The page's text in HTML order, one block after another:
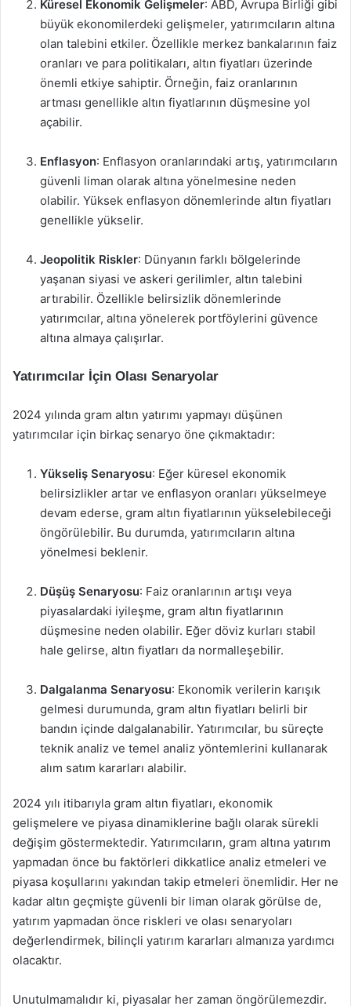
Küresel Ekonomik Gelişmeler: ABD, Avrupa Birliği gibi
büyük ekonomilerdeki gelişmeler, yatırımcıların altına
olan talebini etkiler. Özellikle merkez bankalarının faiz
oranları ve para politikaları, altın fiyatları üzerinde
önemli etkiye sahiptir. Örneğin, faiz oranlarının
artması genellikle altın fiyatlarının düşmesine yol
açabilir.
Enflasyon: Enflasyon oranlarındaki artış, yatırımcıların
güvenli liman olarak altına yönelmesine neden
olabilir. Yüksek enflasyon dönemlerinde altın fiyatları
genellikle yükselir.
Jeopolitik Riskler: Dünyanın farklı bölgelerinde
yaşanan siyasi ve askeri gerilimler, altın talebini
artırabilir. Özellikle belirsizlik dönemlerinde
yatırımcılar, altına yönelerek portföylerini güvence
altına almaya çalışırlar.
Yatırımcılar İçin Olası Senaryolar
2024 yılında gram altın yatırımı yapmayı düşünen
yatırımcılar için birkaç senaryo öne çıkmaktadır:
Yükseliş Senaryosu: Eğer küresel ekonomik
belirsizlikler artar ve enflasyon oranları yükselmeye
devam ederse, gram altın fiyatlarının yükselebileceği
öngörülebilir. Bu durumda, yatırımcıların altına
yönelmesi beklenir.
Düşüş Senaryosu: Faiz oranlarının artışı veya
piyasalardaki iyileşme, gram altın fiyatlarının
düşmesine neden olabilir. Eğer döviz kurları stabil
hale gelirse, altın fiyatları da normalleşebilir.
Dalgalanma Senaryosu: Ekonomik verilerin karışık
gelmesi durumunda, gram altın fiyatları belirli bir
bandın içinde dalgalanabilir. Yatırımcılar, bu süreçte
teknik analiz ve temel analiz yöntemlerini kullanarak
alım satım kararları alabilir.
2024 yılı itibarıyla gram altın fiyatları, ekonomik
gelişmelere ve piyasa dinamiklerine bağlı olarak sürekli
değişim göstermektedir. Yatırımcıların, gram altına yatırım
yapmadan önce bu faktörleri dikkatlice analiz etmeleri ve
piyasa koşullarını yakından takip etmeleri önemlidir. Her ne
kadar altın geçmişte güvenli bir liman olarak görülse de,
yatırım yapmadan önce riskleri ve olası senaryoları
değerlendirmek, bilinçli yatırım kararları almanıza yardımcı
olacaktır.
Unutulmamalıdır ki, piyasalar her zaman öngörülemezdir.